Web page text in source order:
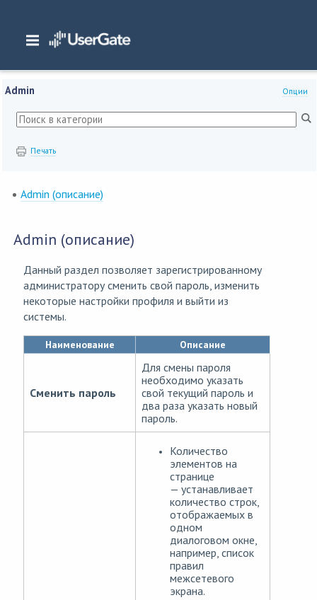
Главная/ Документация/WAF/
Опции
Admin
Печать
Admin (описание)
Admin (описание)
Данный раздел позволяет зарегистрированному
администратору сменить свой пароль, изменить
некоторые настройки профиля и выйти из
системы.
Наименование Описание
Сменить пароль
Для смены пароля
необходимо указать
свой текущий пароль и
два раза указать новый
пароль.
Количество
элементов на
странице
— устанавливает
количество строк,
отображаемых в
одном
диалоговом окне,
например, список
правил
межсетевого
экрана.